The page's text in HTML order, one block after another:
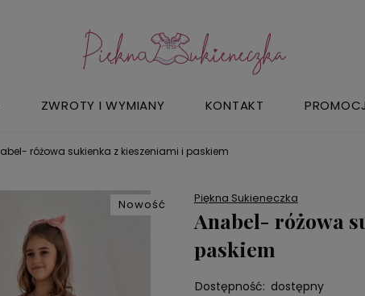
ZWROTY I WYMIANY KONTAKT
różowa sukienka z kieszeniami i paskiem
Piękna Sukieneczka
Anabel- różowa
paskiem
Nowość
Dostępność: dostępny